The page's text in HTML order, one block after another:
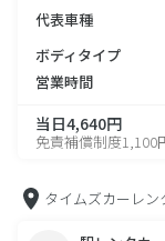
代表車種
ボディタイプ
営業時間
当日4,640円
免責補償制度1,100
タイムズカーレ